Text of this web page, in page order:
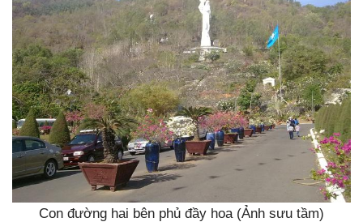
Con đường hai bên phủ đầy hoa (Ảnh sưu tầm)